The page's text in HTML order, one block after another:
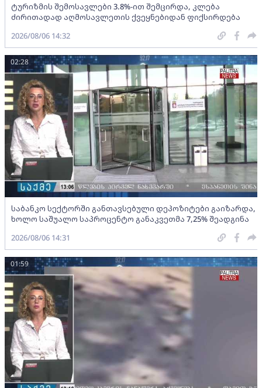
ტურიზმის შემოსავლები 3.8%-ით შემცირდა, კლება
ძირითადად აღმოსავლეთის ქვეყნებიდან ფიქსირდება
2026/08/06 14:32
საბანკო სექტორში განთავსებული დეპოზიტები გაიზარდა,
ხოლო საშუალო საპროცენტო განაკვეთმა 7,25% შეადგინა
02:28
2026/08/06 14:31
01:59